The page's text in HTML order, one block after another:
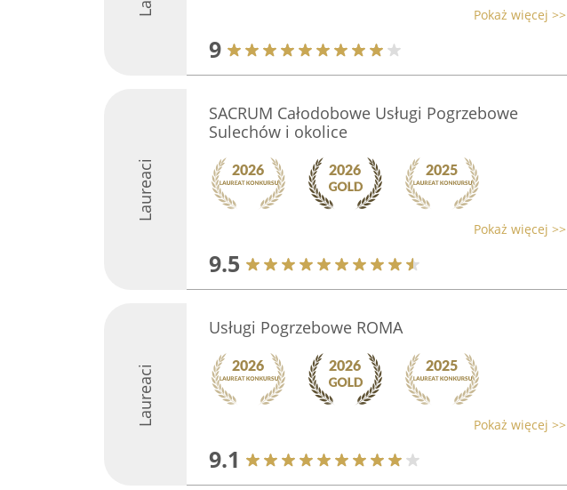
Pokaż więcej >>
9
Laureaci
SACRUM Całodobowe Usługi Pogrzebowe
Sulechów i okolice
Pokaż więcej >>
9.5
Laureaci
Usługi Pogrzebowe ROMA
Pokaż więcej >>
9.1